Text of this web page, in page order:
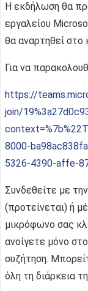
Η εκδήλωση θα
εργαλείου
θα αναρτηθεί στο
Για να
https://
join/
8000-
5326-4390-affe-
Συνδεθείτε με
(προτείνεται) ή
μικρόφωνο σας
ανοίγετε μόνο
συζήτηση.
όλη τη διάρκεια